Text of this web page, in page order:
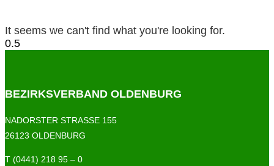
It seems we can't find what you're looking for.
BEZIRKSVERBAND OLDENBURG
NADORSTER STRASSE 155
26123 OLDENBURG
T (0441) 218 95 – 0